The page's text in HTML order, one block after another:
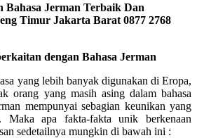
Bahasa Jerman Terbaik Dan
Timur Jakarta Barat 0877 2768
dengan Bahasa Jerman
yang lebih banyak digunakan di Eropa,
orang yang masih asing dalam bahasa
mempunyai sebagian keunikan yang
Maka apa fakta-fakta unik berkenaan
sedetailnya mungkin di bawah ini :